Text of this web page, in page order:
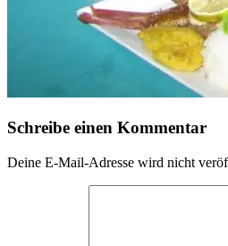
Schreibe einen Kommentar
Deine E-Mail-Adresse wird nicht